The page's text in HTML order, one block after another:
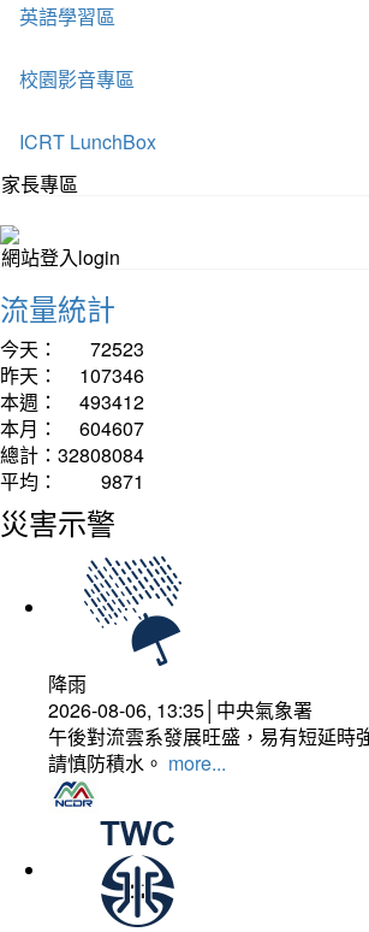
英語學習區
校園影音專區
ICRT LunchBox
家長專區
網站登入login
流量統計
今天：
72523
昨天：
107346
本週：
493412
本月：
604607
總計： 32808084
平均：
9871
災害示警
降雨
2026-08-06, 13:35│中央氣象署
午後對流雲系發展旺盛，易有短延時
請慎防積水。 more...